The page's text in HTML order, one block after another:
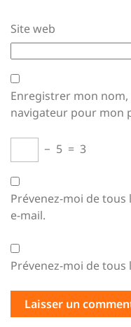
Site web
Enregistrer mon
navigateur pour mon
− 5 = 3
Prévenez-moi de
e-mail.
Prévenez-moi de tous